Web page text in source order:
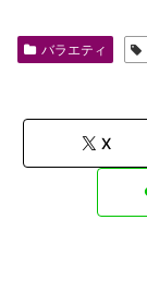
バラエティ
X